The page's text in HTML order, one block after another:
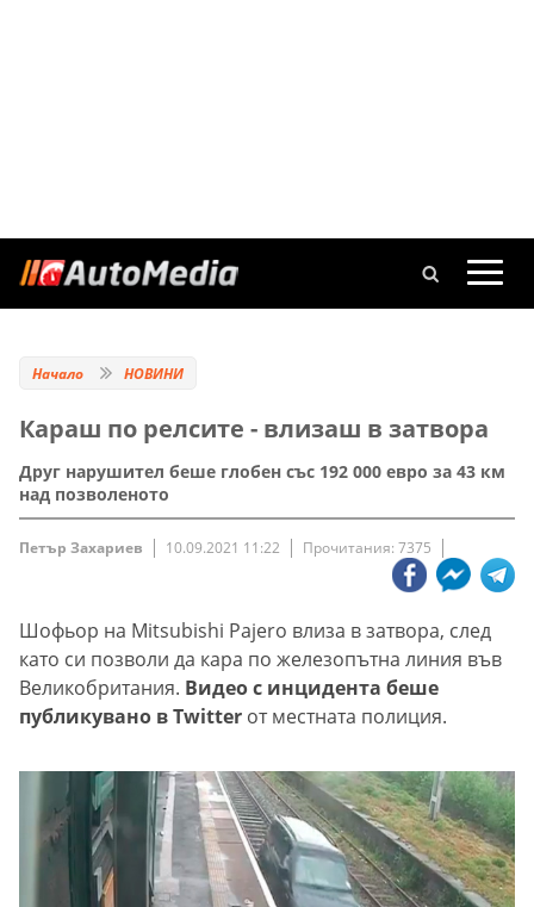
Начало НОВИНИ
Караш по релсите - влизаш в затвора
Друг нарушител беше глобен със 192 000 евро за 43 км
над позволеното
Петър Захариев 10.09.2021 11:22 Прочитания: 7375
Шофьор на Mitsubishi Pajero влиза в затвора, след
като си позволи да кара по железопътна линия във
Великобритания. Видео с инцидента беше
публикувано в Twitter от местната полиция.